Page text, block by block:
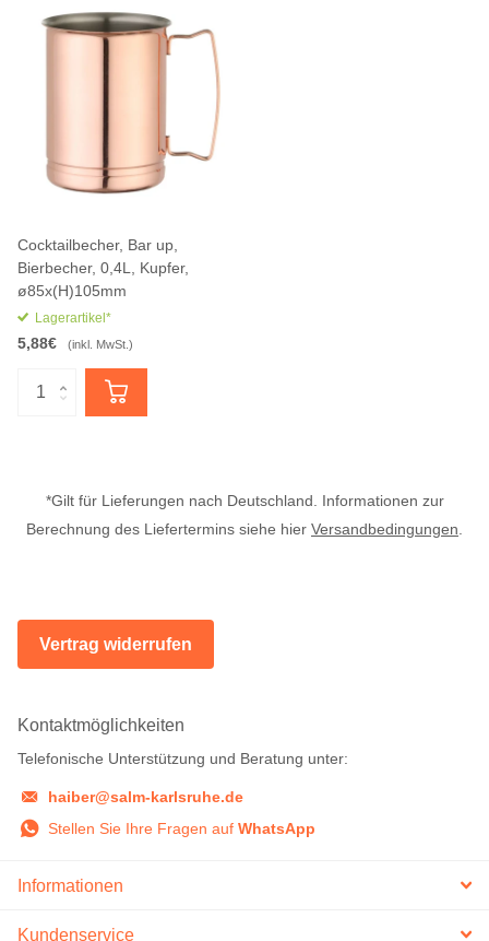
Cocktailbecher, Bar up,
Bierbecher, 0,4L, Kupfer,
ø85x(H)105mm
Lagerartikel*
5,88€ (inkl. MwSt.)
*Gilt für Lieferungen nach Deutschland. Informationen zur
Berechnung des Liefertermins siehe hier Versandbedingungen.
Vertrag widerrufen
Kontaktmöglichkeiten
Telefonische Unterstützung und Beratung unter:
haiber@salm-karlsruhe.de
Stellen Sie Ihre Fragen auf WhatsApp
Informationen
Kundenservice